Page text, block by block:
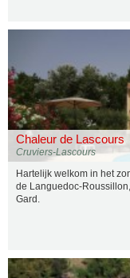
Chaleur de Lascours
Cruviers-Lascours
Hartelijk welkom in het
de Languedoc-
Gard.